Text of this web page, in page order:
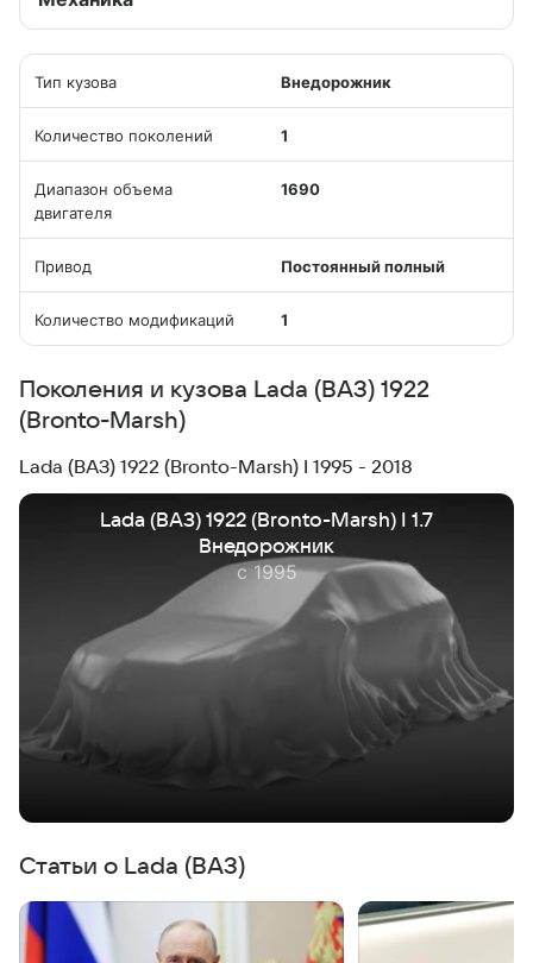
Тип кузова Внедорожник
Количество поколений 1
Диапазон объема
двигателя
1690
Привод Постоянный полный
Количество модификаций 1
Поколения и кузова Lada (ВАЗ) 1922
(Bronto-Marsh)
Lada (ВАЗ) 1922 (Bronto-Marsh) I 1995 - 2018
Lada (ВАЗ) 1922 (Bronto-Marsh) I 1.7
Внедорожник
с 1995
Статьи о Lada (ВАЗ)